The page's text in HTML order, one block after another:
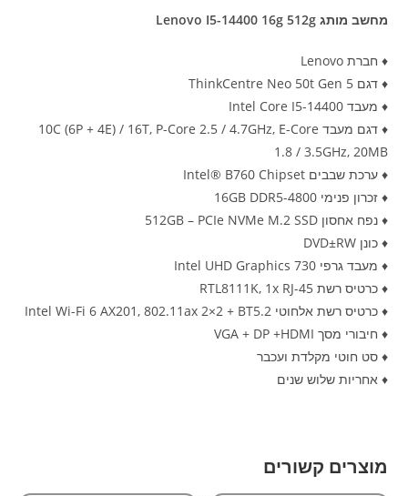
מחשב מותג Lenovo I5-14400 16g 512g
♦ חברת Lenovo
♦ דגם ThinkCentre Neo 50t Gen 5
♦ מעבד Intel Core I5-14400
♦ דגם מעבד 10C (6P + 4E) / 16T, P-Core 2.5 / 4.7GHz, E-Core
1.8 / 3.5GHz, 20MB
♦ ערכת שבבים Intel® B760 Chipset
♦ זכרון פנימי 16GB DDR5-4800
♦ נפח אחסון 512GB – PCIe NVMe M.2 SSD
♦ כונן DVD±RW
♦ מעבד גרפי Intel UHD Graphics 730
♦ כרטיס רשת RTL8111K, 1x RJ-45
♦ כרטיס רשת אלחוטי Intel Wi-Fi 6 AX201, 802.11ax 2×2 + BT5.2
♦ חיבורי מסך VGA + DP +HDMI
♦ סט חוטי מקלדת ועכבר
♦ אחריות שלוש שנים
מוצרים קשורים